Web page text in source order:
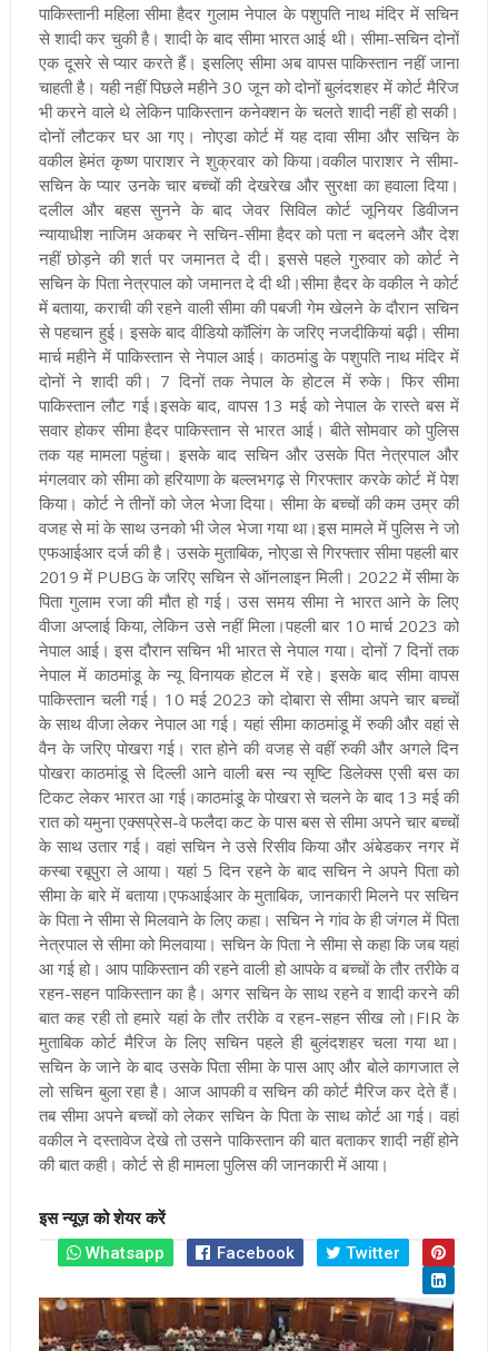
पाकिस्तानी महिला सीमा हैदर गुलाम नेपाल के पशुपति नाथ मंदिर में सचिन
से शादी कर चुकी है। शादी के बाद सीमा भारत आई थी। सीमा-सचिन दोनों
एक दूसरे से प्यार करते हैं। इसलिए सीमा अब वापस पाकिस्तान नहीं जाना
चाहती है। यही नहीं पिछले महीने 30 जून को दोनों बुलंदशहर में कोर्ट मैरिज
भी करने वाले थे लेकिन पाकिस्तान कनेक्शन के चलते शादी नहीं हो सकी।
दोनों लौटकर घर आ गए। नोएडा कोर्ट में यह दावा सीमा और सचिन के
वकील हेमंत कृष्ण पाराशर ने शुक्रवार को किया।वकील पाराशर ने सीमा-
सचिन के प्यार उनके चार बच्चों की देखरेख और सुरक्षा का हवाला दिया।
दलील और बहस सुनने के बाद जेवर सिविल कोर्ट जूनियर डिवीजन
न्यायाधीश नाजिम अकबर ने सचिन-सीमा हैदर को पता न बदलने और देश
नहीं छोड़ने की शर्त पर जमानत दे दी। इससे पहले गुरुवार को कोर्ट ने
सचिन के पिता नेत्रपाल को जमानत दे दी थी।सीमा हैदर के वकील ने कोर्ट
में बताया, कराची की रहने वाली सीमा की पबजी गेम खेलने के दौरान सचिन
से पहचान हुई। इसके बाद वीडियो कॉलिंग के जरिए नजदीकियां बढ़ी। सीमा
मार्च महीने में पाकिस्तान से नेपाल आई। काठमांडु के पशुपति नाथ मंदिर में
दोनों ने शादी की। 7 दिनों तक नेपाल के होटल में रुके। फिर सीमा
पाकिस्तान लौट गई।इसके बाद, वापस 13 मई को नेपाल के रास्ते बस में
सवार होकर सीमा हैदर पाकिस्तान से भारत आई। बीते सोमवार को पुलिस
तक यह मामला पहुंचा। इसके बाद सचिन और उसके पित नेत्रपाल और
मंगलवार को सीमा को हरियाणा के बल्लभगढ़ से गिरफ्तार करके कोर्ट में पेश
किया। कोर्ट ने तीनों को जेल भेजा दिया। सीमा के बच्चों की कम उम्र की
वजह से मां के साथ उनको भी जेल भेजा गया था।इस मामले में पुलिस ने जो
एफआईआर दर्ज की है। उसके मुताबिक, नोएडा से गिरफ्तार सीमा पहली बार
2019 में PUBG के जरिए सचिन से ऑनलाइन मिली। 2022 में सीमा के
पिता गुलाम रजा की मौत हो गई। उस समय सीमा ने भारत आने के लिए
वीजा अप्लाई किया, लेकिन उसे नहीं मिला।पहली बार 10 मार्च 2023 को
नेपाल आई। इस दौरान सचिन भी भारत से नेपाल गया। दोनों 7 दिनों तक
नेपाल में काठमांडू के न्यू विनायक होटल में रहे। इसके बाद सीमा वापस
पाकिस्तान चली गई। 10 मई 2023 को दोबारा से सीमा अपने चार बच्चों
के साथ वीजा लेकर नेपाल आ गई। यहां सीमा काठमांडू में रुकी और वहां से
वैन के जरिए पोखरा गई। रात होने की वजह से वहीं रुकी और अगले दिन
पोखरा काठमांडू से दिल्ली आने वाली बस न्य सृष्टि डिलेक्स एसी बस का
टिकट लेकर भारत आ गई।काठमांडू के पोखरा से चलने के बाद 13 मई की
रात को यमुना एक्सप्रेस-वे फलैदा कट के पास बस से सीमा अपने चार बच्चों
के साथ उतार गई। वहां सचिन ने उसे रिसीव किया और अंबेडकर नगर में
कस्बा रबूपुरा ले आया। यहां 5 दिन रहने के बाद सचिन ने अपने पिता को
सीमा के बारे में बताया।एफआईआर के मुताबिक, जानकारी मिलने पर सचिन
के पिता ने सीमा से मिलवाने के लिए कहा। सचिन ने गांव के ही जंगल में पिता
नेत्रपाल से सीमा को मिलवाया। सचिन के पिता ने सीमा से कहा कि जब यहां
आ गई हो। आप पाकिस्तान की रहने वाली हो आपके व बच्चों के तौर तरीके व
रहन-सहन पाकिस्तान का है। अगर सचिन के साथ रहने व शादी करने की
बात कह रही तो हमारे यहां के तौर तरीके व रहन-सहन सीख लो। FIR के
मुताबिक कोर्ट मैरिज के लिए सचिन पहले ही बुलंदशहर चला गया था।
सचिन के जाने के बाद उसके पिता सीमा के पास आए और बोले कागजात ले
लो सचिन बुला रहा है। आज आपकी व सचिन की कोर्ट मैरिज कर देते हैं।
तब सीमा अपने बच्चों को लेकर सचिन के पिता के साथ कोर्ट आ गई। वहां
वकील ने दस्तावेज देखे तो उसने पाकिस्तान की बात बताकर शादी नहीं होने
की बात कही। कोर्ट से ही मामला पुलिस की जानकारी में आया।
इस न्यूज़ को शेयर करें
Whatsapp
Facebook Twitter